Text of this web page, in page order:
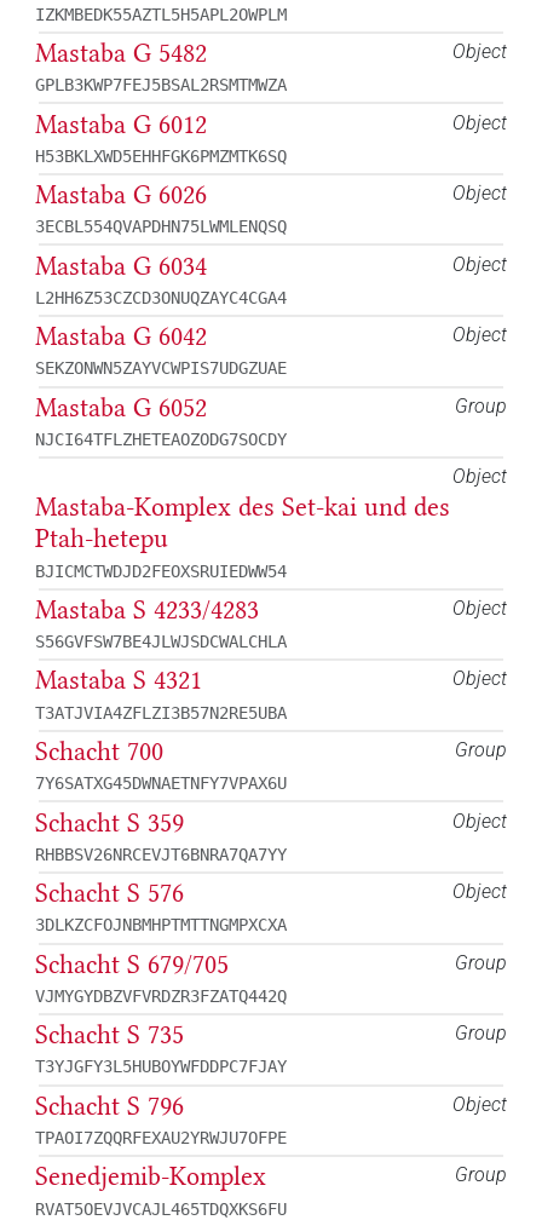
IZKMBEDK55AZTL5H5APL2OWPLM
Object
Mastaba G 5482
GPLB3KWP7FEJ5BSAL2RSMTMWZA
Object
Mastaba G 6012
H53BKLXWD5EHHFGK6PMZMTK6SQ
Object
Mastaba G 6026
3ECBL554QVAPDHN75LWMLENQSQ
Object
Mastaba G 6034
L2HH6Z53CZCD3ONUQZAYC4CGA4
Object
Mastaba G 6042
SEKZONWN5ZAYVCWPIS7UDGZUAE
Group
Mastaba G 6052
NJCI64TFLZHETEAOZODG7SOCDY
Object
Mastaba-Komplex des Set-kai und des
Ptah-hetepu
BJICMCTWDJD2FEOXSRUIEDWW54
Object
Mastaba S 4233/4283
S56GVFSW7BE4JLWJSDCWALCHLA
Object
Mastaba S 4321
T3ATJVIA4ZFLZI3B57N2RE5UBA
Group
Schacht 700
7Y6SATXG45DWNAETNFY7VPAX6U
Object
Schacht S 359
RHBBSV26NRCEVJT6BNRA7QA7YY
Object
Schacht S 576
3DLKZCFOJNBMHPTMTTNGMPXCXA
Group
Schacht S 679/705
VJMYGYDBZVFVRDZR3FZATQ442Q
Group
Schacht S 735
T3YJGFY3L5HUBOYWFDDPC7FJAY
Object
Schacht S 796
TPAOI7ZQQRFEXAU2YRWJU7OFPE
Group
Senedjemib-Komplex
RVAT5OEVJVCAJL465TDQXKS6FU